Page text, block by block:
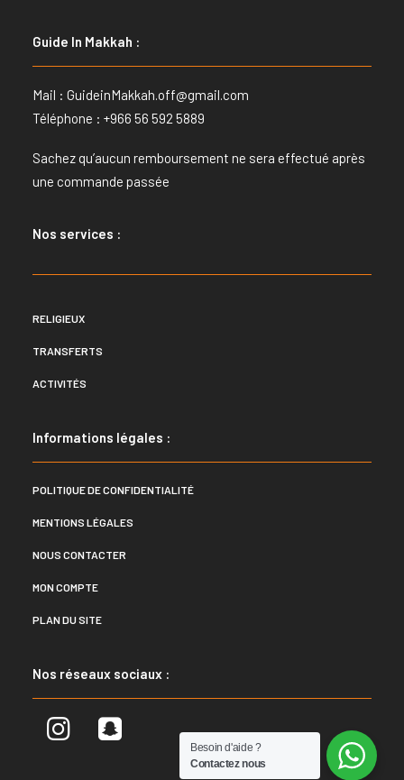
Guide In Makkah :
Mail : GuideinMakkah.off@gmail.com
Téléphone : +966 56 592 5889
Sachez qu’aucun remboursement ne sera effectué après
une commande passée
Nos services :
RELIGIEUX
TRANSFERTS
ACTIVITÉS
Informations légales :
POLITIQUE DE CONFIDENTIALITÉ
MENTIONS LÉGALES
NOUS CONTACTER
MON COMPTE
PLAN DU SITE
Nos réseaux sociaux :
Besoin d'aide ?
Contactez nous